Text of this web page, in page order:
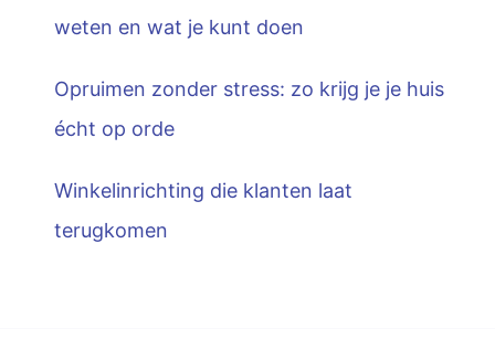
weten en wat je kunt doen
Opruimen zonder stress: zo krijg je je huis
écht op orde
Winkelinrichting die klanten laat
terugkomen